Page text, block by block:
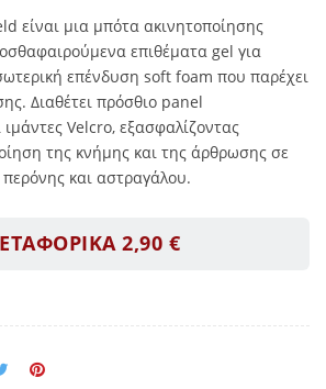
είναι μια μπότα ακινητοποίησης
επιθέματα gel για
επένδυση soft foam που παρέχει
Διαθέτει πρόσθιο panel
Velcro, εξασφαλίζοντας
της κνήμης και της άρθρωσης σε
και αστραγάλου.
2,90 €